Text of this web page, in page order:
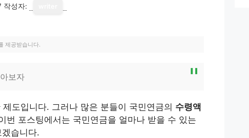
작성자:
제공받습니다.
보자
도입니다. 그러나 많은 분들이 국민연금의 수령액
번 포스팅에서는 국민연금을 얼마나 받을 수 있는
습니다.